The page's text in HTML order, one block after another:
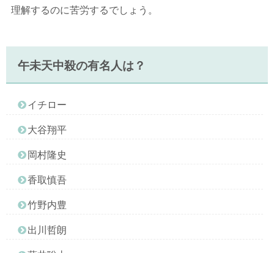
理解するのに苦労するでしょう。
午未天中殺の有名人は？
イチロー
大谷翔平
岡村隆史
香取慎吾
竹野内豊
出川哲朗